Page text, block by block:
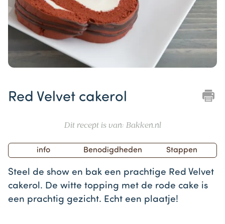
Red Velvet cakerol
Dit recept is van: Bakken.nl
of
info Benodigdheden Stappen
Steel de show en bak een prachtige Red Velvet
cakerol. De witte topping met de rode cake is
een prachtig gezicht. Echt een plaatje!